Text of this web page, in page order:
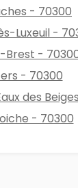
- 70300
Luxeuil -
Brest -
- 70300
des
- 70300